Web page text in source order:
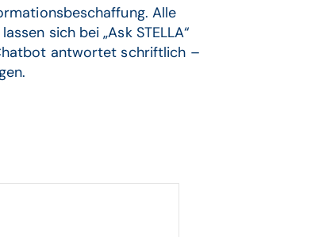
Alle
sich bei „Ask STELLA“
antwortet schriftlich –